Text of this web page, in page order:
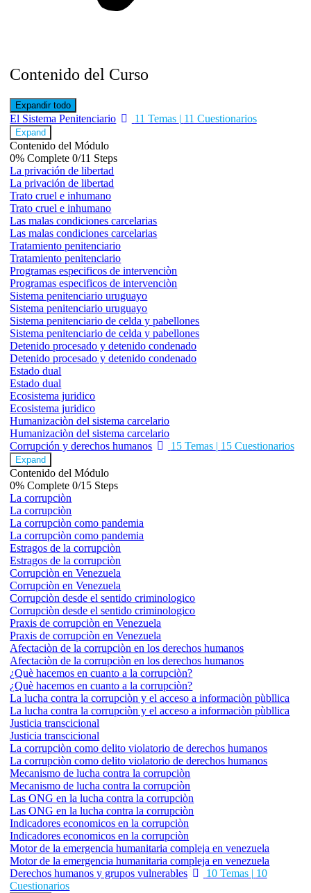
Contenido del Curso
Expandir todo
Módulos
El Sistema Penitenciario 11 Temas | 11 Cuestionarios
Expand
Contenido del Módulo
0% Complete0/11 Steps
La privación de libertad
La privación de libertad
Trato cruel e inhumano
Trato cruel e inhumano
Las malas condiciones carcelarias
Las malas condiciones carcelarias
Tratamiento penitenciario
Tratamiento penitenciario
Programas especificos de intervenciòn
Programas especificos de intervenciòn
Sistema penitenciario uruguayo
Sistema penitenciario uruguayo
Sistema penitenciario de celda y pabellones
Sistema penitenciario de celda y pabellones
Detenido procesado y detenido condenado
Detenido procesado y detenido condenado
Estado dual
Estado dual
Ecosistema juridico
Ecosistema juridico
Humanizaciòn del sistema carcelario
Humanizaciòn del sistema carcelario
Corrupción y derechos humanos
15 Temas | 15 Cuestionarios
Expand
Contenido del Módulo
0% Complete0/15 Steps
La corrupciòn
La corrupciòn
La corrupciòn como pandemia
La corrupciòn como pandemia
Estragos de la corrupciòn
Estragos de la corrupciòn
Corrupciòn en Venezuela
Corrupciòn en Venezuela
Corrupciòn desde el sentido criminologico
Corrupciòn desde el sentido criminologico
Praxis de corrupciòn en Venezuela
Praxis de corrupciòn en Venezuela
Afectaciòn de la corrupciòn en los derechos humanos
Afectaciòn de la corrupciòn en los derechos humanos
¿Què hacemos en cuanto a la corrupciòn?
¿Què hacemos en cuanto a la corrupciòn?
La lucha contra la corrupciòn y el acceso a informaciòn pùbllica
La lucha contra la corrupciòn y el acceso a informaciòn pùbllica
Justicia transcicional
Justicia transcicional
La corrupciòn como delito violatorio de derechos humanos
La corrupciòn como delito violatorio de derechos humanos
Mecanismo de lucha contra la corrupciòn
Mecanismo de lucha contra la corrupciòn
Las ONG en la lucha contra la corrupciòn
Las ONG en la lucha contra la corrupciòn
Indicadores economicos en la corrupciòn
Indicadores economicos en la corrupciòn
Motor de la emergencia humanitaria compleja en venezuela
Motor de la emergencia humanitaria compleja en venezuela
Derechos humanos y grupos vulnerables
10 Temas | 10
Cuestionarios